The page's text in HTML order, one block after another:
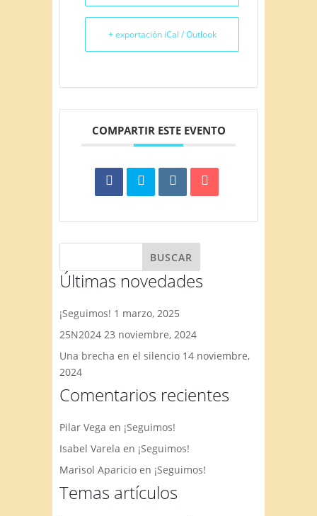
+ exportación iCal / Outlook
COMPARTIR ESTE EVENTO
Últimas novedades
¡Seguimos! 1 marzo, 2025
25N2024 23 noviembre, 2024
Una brecha en el silencio 14 noviembre,
2024
Comentarios recientes
Pilar Vega en ¡Seguimos!
Isabel Varela en ¡Seguimos!
Marisol Aparicio en ¡Seguimos!
Temas artículos